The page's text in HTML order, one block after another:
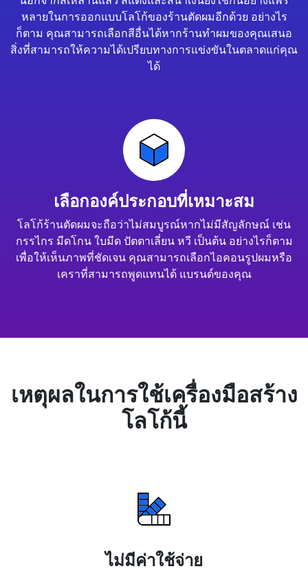
หลายในการออกแบบโลโก้ของร้านตัดผมอีกด้วย อย่างไร
ก็ตาม คุณสามารถเลือกสีอื่นได้หากร้านทำผมของคุณเสนอ
สิ่งที่สามารถให้ความได้เปรียบทางการแข่งขันในตลาดแก่คุณ
ได้
เลือกองค์ประกอบที่เหมาะสม
โลโก้ร้านตัดผมจะถือว่าไม่สมบูรณ์หากไม่มีสัญลักษณ์ เช่น
กรรไกร มีดโกน ใบมีด ปัตตาเลี่ยน หวี เป็นต้น อย่างไรก็ตาม
เพื่อให้เห็นภาพที่ชัดเจน คุณสามารถเลือกไอคอนรูปผมหรือ
เคราที่สามารถพูดแทนได้ แบรนด์ของคุณ
เหตุผลในการใช้เครื่องมือสร้าง
โลโก้นี้
ไม่มีค่าใช้จ่าย